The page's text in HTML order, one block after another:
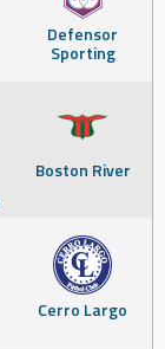
Defensor
Sporting
Boston River
Cerro Largo